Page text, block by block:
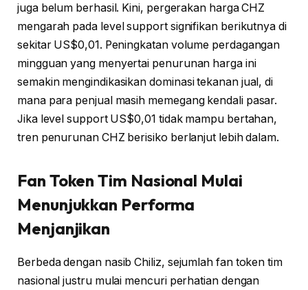
juga belum berhasil. Kini, pergerakan harga CHZ
mengarah pada level support signifikan berikutnya di
sekitar US$0,01. Peningkatan volume perdagangan
mingguan yang menyertai penurunan harga ini
semakin mengindikasikan dominasi tekanan jual, di
mana para penjual masih memegang kendali pasar.
Jika level support US$0,01 tidak mampu bertahan,
tren penurunan CHZ berisiko berlanjut lebih dalam.
Fan Token Tim Nasional Mulai
Menunjukkan Performa
Menjanjikan
Berbeda dengan nasib Chiliz, sejumlah fan token tim
nasional justru mulai mencuri perhatian dengan